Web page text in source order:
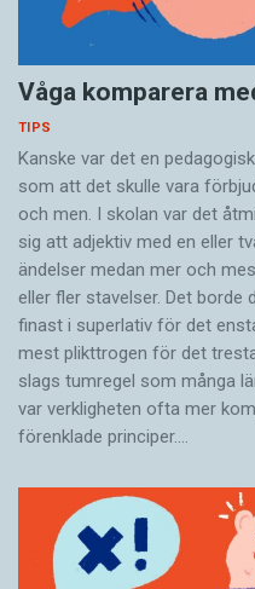
Våga komparera
TIPS
Kanske var det en
som att det skulle vara
och men. I skolan var det
sig att adjektiv med en eller
ändelser medan mer och
eller fler stavelser. Det
finast i superlativ för det
mest plikttrogen för det
slags tumregel som många
var verkligheten ofta mer
förenklade principer.…